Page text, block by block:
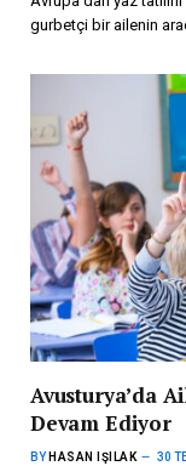
gurbetçi bir ailenin
Avusturya’da
Devam Ediyor
BY HASAN IŞILAK 30